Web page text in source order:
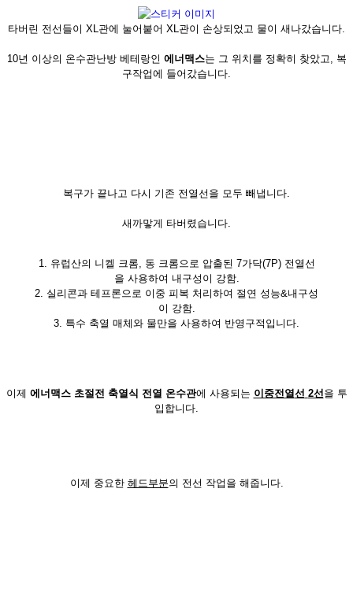
타버린 전선들이 XL관에 눌어붙어 XL관이 손상되었고 물이 새나갔습니다.
10년 이상의 온수관난방 베테랑인 에너맥스는 그 위치를 정확히 찾았고, 복
구작업에 들어갔습니다.
복구가 끝나고 다시 기존 전열선을 모두 빼냅니다.
새까맣게 타버렸습니다.
1. 유럽산의 니켈 크롬, 동 크롬으로 압출된 7가닥(7P) 전열선
을 사용하여 내구성이 강함.
2. 실리콘과 테프론으로 이중 피복 처리하여 절연 성능&내구성
이 강함.
3. 특수 축열 매체와 물만을 사용하여 반영구적입니다.
이제 에너맥스 초절전 축열식 전열 온수관에 사용되는 이중전열선 2선을 투
입합니다.
이제 중요한 헤드부분의 전선 작업을 해줍니다.